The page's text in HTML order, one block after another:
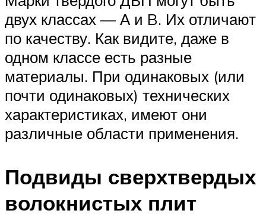
двух классах — А и B. Их отличают
по качеству. Как видите, даже в
одном классе есть разные
материалы. При одинаковых (или
почти одинаковых) технических
характеристиках, имеют они
различные области применения.
Подвиды сверхтвердых
волокнистых плит